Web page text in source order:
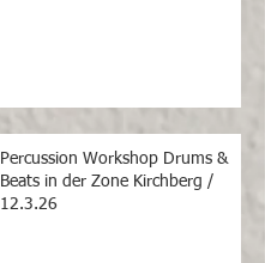
Percussion Workshop Drums &
Beats in der Zone Kirchberg /
12.3.26